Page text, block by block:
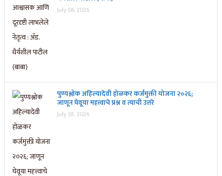
July 06, 2026
पुण्यश्लोक अहिल्यादेवी होळकर कर्जमुक्ती योजना २०२६;
जाणून घेवूया महत्त्वाचे प्रश्न व त्याची उत्तरे
July 05, 2026